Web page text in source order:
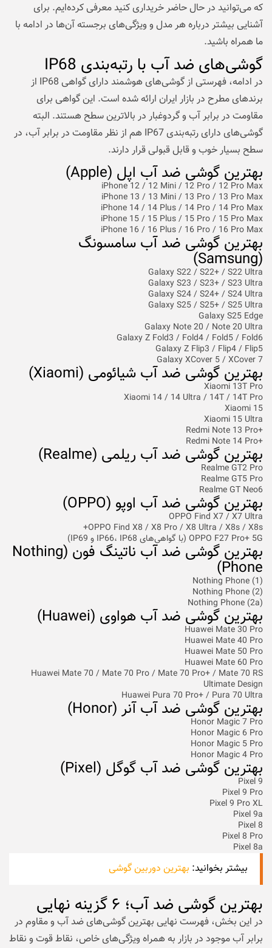
که می‌توانید در حال حاضر خریداری کنید معرفی کرده‌ایم. برای
آشنایی بیشتر درباره هر مدل و ویژگی‌های برجسته آن‌ها در ادامه با
ما همراه باشید.
گوشی‌های ضد آب با رتبه‌بندی IP68
در ادامه، فهرستی از گوشی‌های هوشمند دارای گواهی IP68 از
برندهای مطرح در بازار ایران ارائه شده است. این گواهی برای
مقاومت در برابر آب و گردوغبار در بالاترین سطح هستند. البته
گوشی‌های دارای رتبه‌بندی IP67 هم از نظر مقاومت در برابر آب، در
سطح بسیار خوب و قابل قبولی قرار دارند.
بهترین گوشی ضد آب اپل (Apple)
iPhone 12 / 12 Mini / 12 Pro / 12 Pro Max
iPhone 13 / 13 Mini / 13 Pro / 13 Pro Max
iPhone 14 / 14 Plus / 14 Pro / 14 Pro Max
iPhone 15 / 15 Plus / 15 Pro / 15 Pro Max
iPhone 16 / 16 Plus / 16 Pro / 16 Pro Max
بهترین گوشی ضد آب سامسونگ
(Samsung)
Galaxy S22 / S22+ / S22 Ultra
Galaxy S23 / S23+ / S23 Ultra
Galaxy S24 / S24+ / S24 Ultra
Galaxy S25 / S25+ / S25 Ultra
Galaxy S25 Edge
Galaxy Note 20 / Note 20 Ultra
Galaxy Z Fold3 / Fold4 / Fold5 / Fold6
Galaxy Z Flip3 / Flip4 / Flip5
Galaxy XCover 5 / XCover 7
بهترین گوشی ضد آب شیائومی (Xiaomi)
Xiaomi 13T Pro
Xiaomi 14 / 14 Ultra / 14T / 14T Pro
Xiaomi 15
Xiaomi 15 Ultra
+Redmi Note 13 Pro
+Redmi Note 14 Pro
بهترین گوشی ضد آب ریلمی (Realme)
Realme GT2 Pro
Realme GT5 Pro
Realme GT Neo6
بهترین گوشی ضد آب اوپو (OPPO)
OPPO Find X7 / X7 Ultra
OPPO Find X8 / X8 Pro / X8 Ultra / X8s / X8s+
OPPO F27 Pro+ 5G (با گواهی‌های IP66، IP68 و IP69)
بهترین گوشی ضد آب ناتینگ فون (Nothing
Phone)
Nothing Phone (1)
Nothing Phone (2)
Nothing Phone (2a)
بهترین گوشی ضد آب هواوی (Huawei)
Huawei Mate 30 Pro
Huawei Mate 40 Pro
Huawei Mate 50 Pro
Huawei Mate 60 Pro
Huawei Mate 70 / Mate 70 Pro / Mate 70 Pro+ / Mate 70 RS
Ultimate Design
Huawei Pura 70 Pro+ / Pura 70 Ultra
بهترین گوشی ضد آب آنر (Honor)
Honor Magic 7 Pro
Honor Magic 6 Pro
Honor Magic 5 Pro
Honor Magic 4 Pro
بهترین گوشی ضد آب گوگل (Pixel)
Pixel 9
Pixel 9 Pro
Pixel 9 Pro XL
Pixel 9a
Pixel 8
Pixel 8 Pro
Pixel 8a
بیشتر بخوانید: بهترین دوربین گوشی
بهترین گوشی ضد آب؛ ۶ گزینه نهایی
در این بخش، فهرست نهایی بهترین گوشی‌های ضد آب و مقاوم در
برابر آب موجود در بازار به همراه ویژگی‌های خاص، نقاط قوت و نقاط